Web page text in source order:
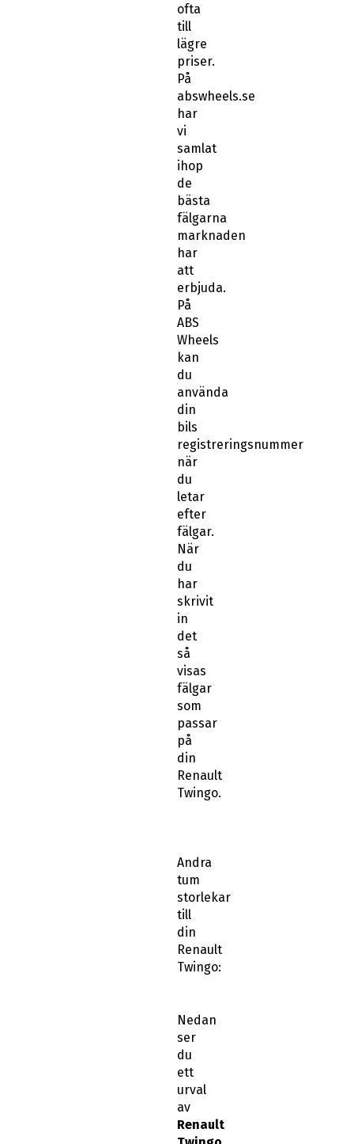
ofta
till
lägre
priser.
På
abswheels.se
har
vi
samlat
ihop
de
bästa
fälgarna
marknaden
har
att
erbjuda.
På
ABS
Wheels
kan
du
använda
din
bils
registreringsnummer
när
du
letar
efter
fälgar.
När
du
har
skrivit
in
det
så
visas
fälgar
som
passar
på
din
Renault
Twingo.
Andra
tum
storlekar
till
din
Renault
Twingo:
Nedan
ser
du
ett
urval
av
Renault